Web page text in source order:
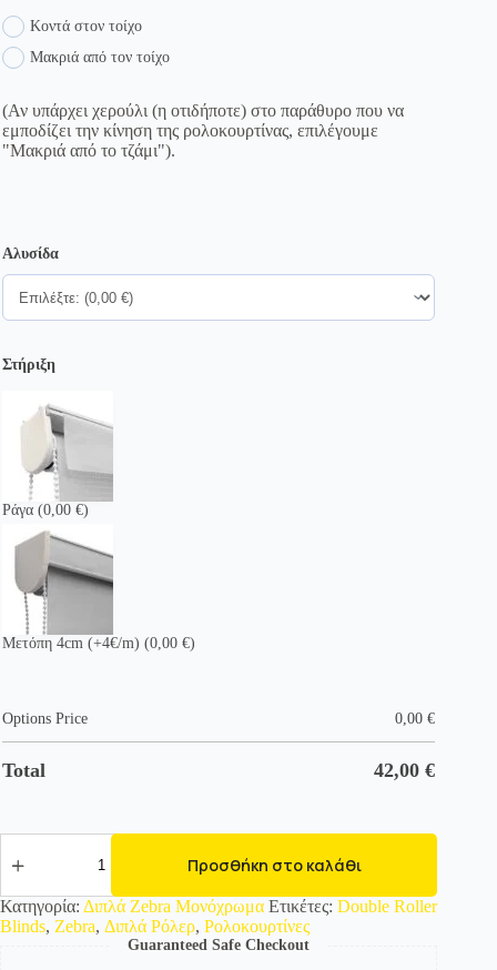
Κοντά στον τοίχο
Μακριά από τον τοίχο
(Αν υπάρχει χερούλι (η οτιδήποτε) στο παράθυρο που να
εμποδίζει την κίνηση της ρολοκουρτίνας, επιλέγουμε
"Μακριά από το τζάμι").
Αλυσίδα
Στήριξη
Ράγα (0,00 €)
Μετόπη 4cm (+4€/m) (0,00 €)
Options Price 0,00€
Total 42,00€
Διπλό
Ρολοκουρτίνα
Zebra
-
Προσθήκη στο καλάθι
Κατηγορία: Διπλά Zebra Μονόχρωμα Ετικέτες: Double Roller
Blinds, Zebra, Διπλά Ρόλερ, Ρολοκουρτίνες
Guaranteed Safe Checkout